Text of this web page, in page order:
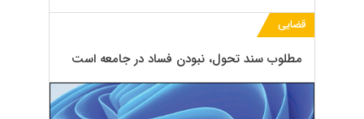
قضایی
مطلوب سند تحول، نبودن فساد در جامعه است